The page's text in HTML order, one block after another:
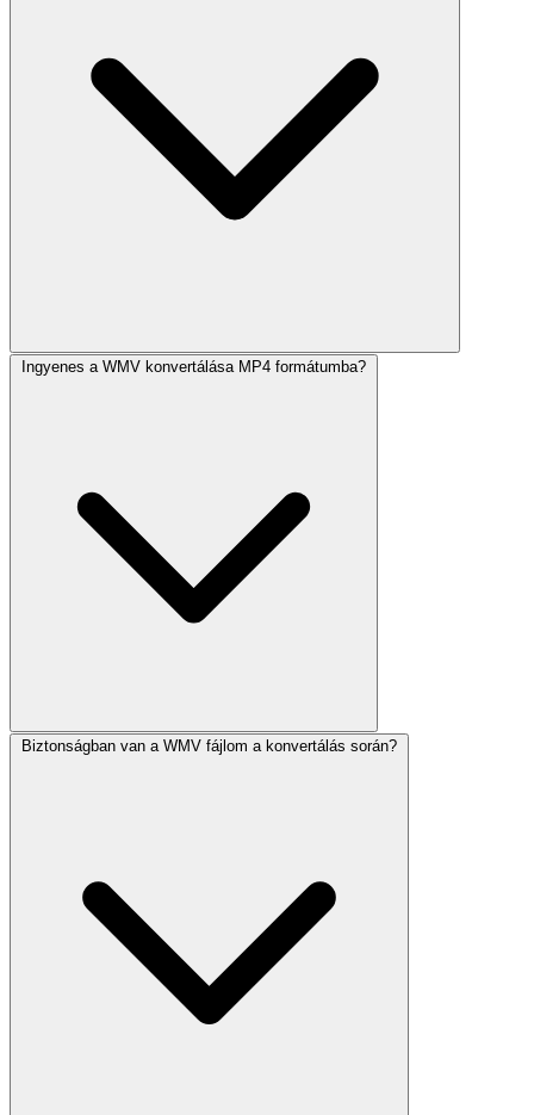
Ingyenes a WMV konvertálása MP4 formátumba?
Biztonságban van a WMV fájlom a konvertálás során?